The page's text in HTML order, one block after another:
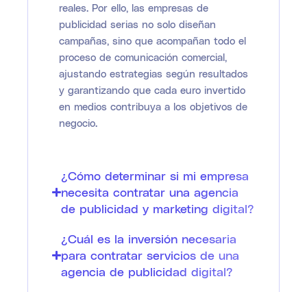
reales. Por ello, las empresas de
publicidad serias no solo diseñan
campañas, sino que acompañan todo el
proceso de comunicación comercial,
ajustando estrategias según resultados
y garantizando que cada euro invertido
en medios contribuya a los objetivos de
negocio.
¿Cómo determinar si mi empresa
necesita contratar una agencia
de publicidad y marketing digital?
¿Cuál es la inversión necesaria
para contratar servicios de una
agencia de publicidad digital?